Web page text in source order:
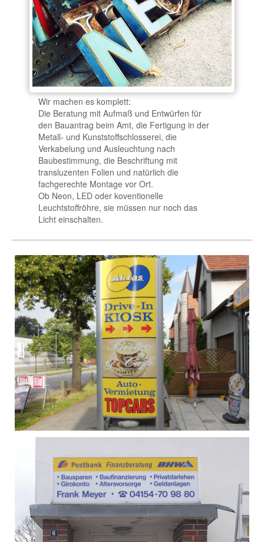
Wir machen es komplett:
Die Beratung mit Aufmaß und Entwürfen für
den Bauantrag beim Amt, die Fertigung in der
Metall- und Kunststoffschlosserei, die
Verkabelung und Ausleuchtung nach
Baubestimmung, die Beschriftung mit
transluzenten Folien und natürlich die
fachgerechte Montage vor Ort.
Ob Neon, LED oder koventionelle
Leuchtstoffröhre, sie müssen nur noch das
Licht einschalten.